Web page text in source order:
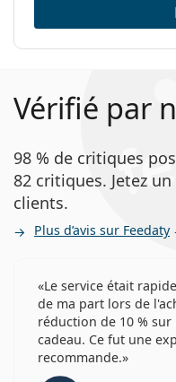
Vérifié par
98 % de critiques
82 critiques. Jetez
clients.
Plus d’avis sur Feedaty
Le service était
de ma part lors de
réduction de 10 %
cadeau. Ce fut une
recommande.